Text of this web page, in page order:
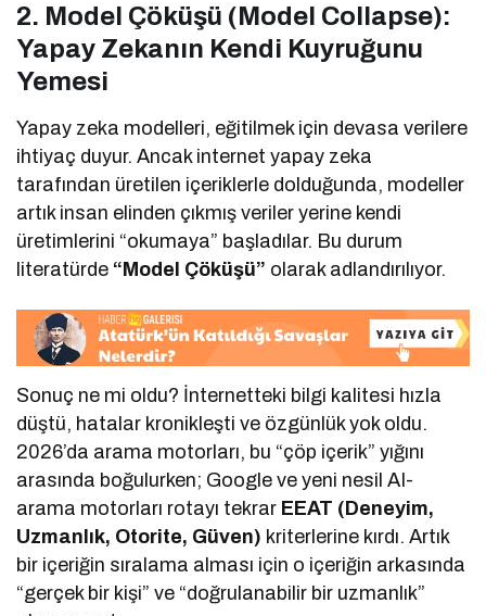
2. Model Çöküşü (Model Collapse):
Yapay Zekanın Kendi Kuyruğunu
Yemesi
Yapay zeka modelleri, eğitilmek için devasa verilere
ihtiyaç duyur. Ancak internet yapay zeka
tarafından üretilen içeriklerle dolduğunda, modeller
artık insan elinden çıkmış veriler yerine kendi
üretimlerini “okumaya” başladılar. Bu durum
literatürde “Model Çöküşü” olarak adlandırılıyor.
Sonuç ne mi oldu? İnternetteki bilgi kalitesi hızla
düştü, hatalar kronikleşti ve özgünlük yok oldu.
2026’da arama motorları, bu “çöp içerik” yığını
arasında boğulurken; Google ve yeni nesil AI-
arama motorları rotayı tekrar EEAT (Deneyim,
Uzmanlık, Otorite, Güven) kriterlerine kırdı. Artık
bir içeriğin sıralama alması için o içeriğin arkasında
“gerçek bir kişi” ve “doğrulanabilir bir uzmanlık”